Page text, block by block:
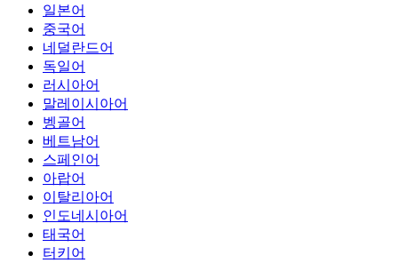
일본어
중국어
네덜란드어
독일어
러시아어
말레이시아어
벵골어
베트남어
스페인어
아랍어
이탈리아어
인도네시아어
태국어
터키어